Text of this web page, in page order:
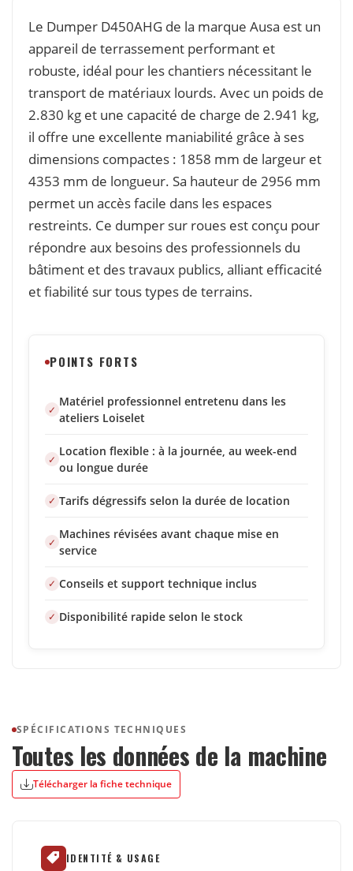
Le Dumper D450AHG de la marque Ausa est un
appareil de terrassement performant et
robuste, idéal pour les chantiers nécessitant le
transport de matériaux lourds. Avec un poids de
2.830 kg et une capacité de charge de 2.941 kg,
il offre une excellente maniabilité grâce à ses
dimensions compactes : 1858 mm de largeur et
4353 mm de longueur. Sa hauteur de 2956 mm
permet un accès facile dans les espaces
restreints. Ce dumper sur roues est conçu pour
répondre aux besoins des professionnels du
bâtiment et des travaux publics, alliant efficacité
et fiabilité sur tous types de terrains.
POINTS FORTS
Matériel professionnel entretenu dans les
ateliers Loiselet
Location flexible : à la journée, au week-end
ou longue durée
Tarifs dégressifs selon la durée de location
Machines révisées avant chaque mise en
service
Conseils et support technique inclus
Disponibilité rapide selon le stock
SPÉCIFICATIONS TECHNIQUES
Toutes les données de la machine
Télécharger la fiche technique
IDENTITÉ & USAGE